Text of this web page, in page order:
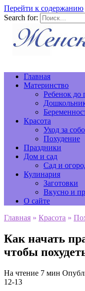
Перейти к содержанию
Search for:
Главная
Материнство
Ребенок до
Красота
Уход за
Похудение
Праздники
Дом и сад
Сад и
Кулинария
Заготовки
Вкусно и
О сайте
Главная » Красота »
Как начать
чтобы
На чтение 7 мин
12-13